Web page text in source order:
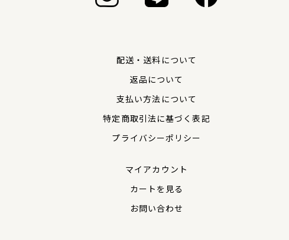
配送・送料について
返品について
支払い方法について
特定商取引法に基づく表記
プライバシーポリシー
マイアカウント
カートを見る
お問い合わせ